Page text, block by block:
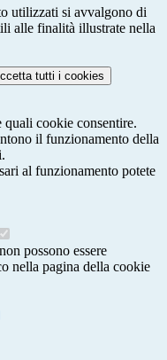
utilizzati si avvalgono di
alle finalità illustrate nella
tutti i cookies
quali cookie consentire.
il funzionamento della
al funzionamento potete
possono essere
nella pagina della cookie